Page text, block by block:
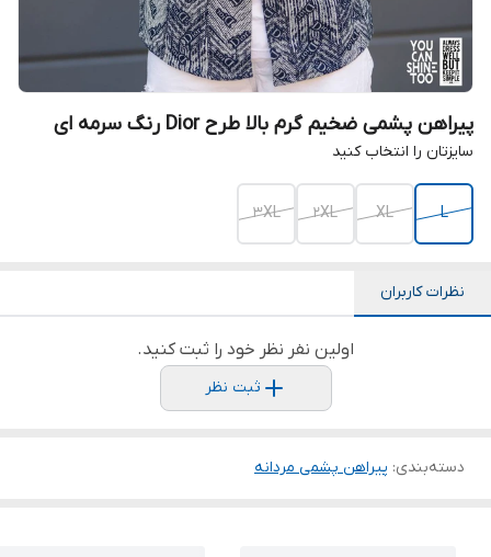
پیراهن پشمی ضخیم گرم بالا طرح Dior رنگ سرمه ای
سایزتان را انتخاب کنید
L
XL
2XL
3XL
نظرات کاربران
اولین نفر نظر خود را ثبت کنید.
ثبت نظر
دسته‌بندی: پیراهن پشمی مردانه